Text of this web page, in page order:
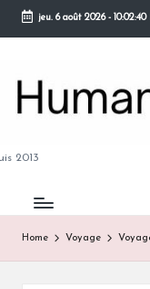
Skip
content
jeu. 6 août 2026- 10:02:41
2013
Home Voyage